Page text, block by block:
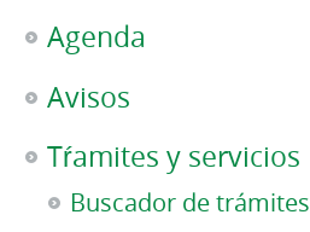
Agenda
Avisos
Tŕamites y servicios
Buscador de trámites